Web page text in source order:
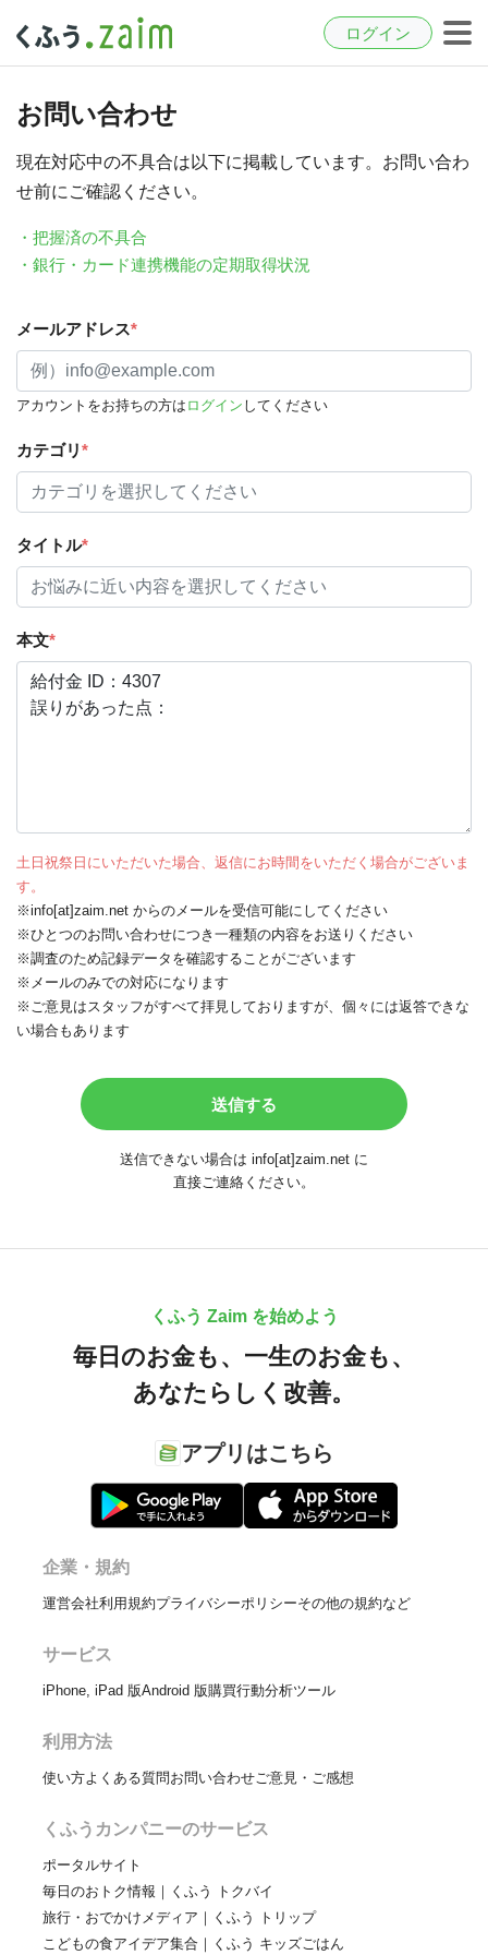
ログイン
お問い合わせ
現在対応中の不具合は以下に掲載しています。お問い合わ
せ前にご確認ください。
・把握済の不具合
・銀行・カード連携機能の定期取得状況
メールアドレス*
アカウントをお持ちの方は ログイン してください
カテゴリ*
タイトル*
本文*
土日祝祭日にいただいた場合、返信にお時間をいただく場合がございま
す。
※info[at]zaim.net からのメールを受信可能にしてください
※ひとつのお問い合わせにつき一種類の内容をお送りください
※調査のため記録データを確認することがございます
※メールのみでの対応になります
※ご意見はスタッフがすべて拝見しておりますが、個々には返答できな
い場合もあります
送信できない場合は info[at]zaim.net に
直接ご連絡ください。
くふう Zaim を始めよう
毎日のお金も、 一生のお金も、
あなたらしく改善。
アプリはこちら
企業・規約
運営会社利用規約プライバシーポリシーその他の規約など
サービス
iPhone, iPad 版Android 版購買行動分析ツール
利用方法
使い方よくある質問お問い合わせご意見・ご感想
くふうカンパニーのサービス
ポータルサイト
毎日のおトク情報｜くふう トクバイ
旅行・おでかけメディア｜くふう トリップ
こどもの食アイデア集合｜くふう キッズごはん